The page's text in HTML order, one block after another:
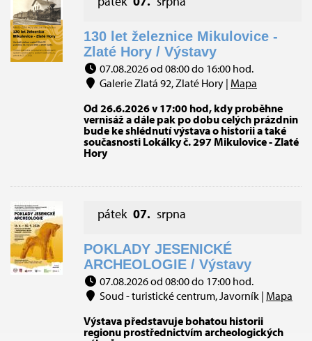
130 let železnice Mikulovice -
Zlaté Hory / Výstavy
07.08.2026 od 08:00 do 16:00 hod.
Galerie Zlatá 92, Zlaté Hory | Mapa
Od 26.6.2026 v 17:00 hod, kdy proběhne
vernisáž a dále pak po dobu celých prázdnin
bude ke shlédnutí výstava o historii a také
současnosti Lokálky č. 297 Mikulovice - Zlaté
Hory
pátek 07. srpna
POKLADY JESENICKÉ
ARCHEOLOGIE / Výstavy
07.08.2026 od 08:00 do 17:00 hod.
Soud - turistické centrum, Javorník | Mapa
Výstava představuje bohatou historii
regionu prostřednictvím archeologických